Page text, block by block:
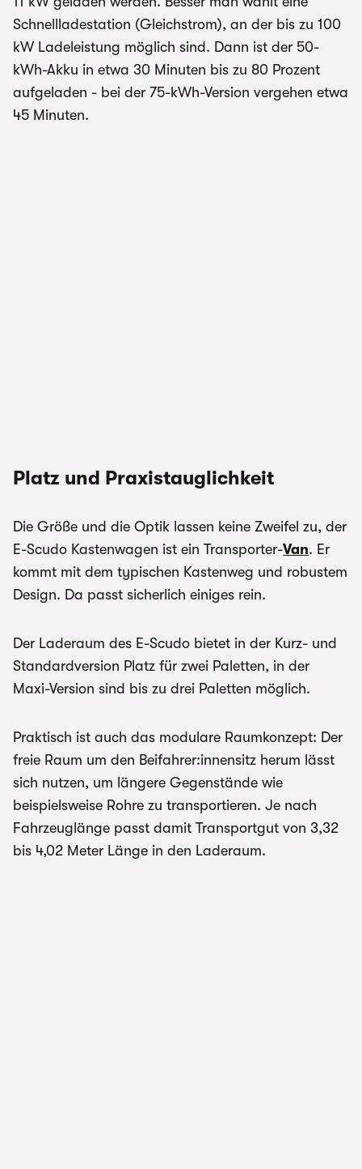
Schnellladestation (Gleichstrom), an der bis zu 100
kW Ladeleistung möglich sind. Dann ist der 50-
kWh-Akku in etwa 30 Minuten bis zu 80 Prozent
aufgeladen - bei der 75-kWh-Version vergehen etwa
45 Minuten.
Platz und Praxistauglichkeit
Die Größe und die Optik lassen keine Zweifel zu, der
E-Scudo Kastenwagen ist ein Transporter-Van. Er
kommt mit dem typischen Kastenweg und robustem
Design. Da passt sicherlich einiges rein.
Der Laderaum des E-Scudo bietet in der Kurz- und
Standardversion Platz für zwei Paletten, in der
Maxi-Version sind bis zu drei Paletten möglich.
Praktisch ist auch das modulare Raumkonzept: Der
freie Raum um den Beifahrer:innensitz herum lässt
sich nutzen, um längere Gegenstände wie
beispielsweise Rohre zu transportieren. Je nach
Fahrzeuglänge passt damit Transportgut von 3,32
bis 4,02 Meter Länge in den Laderaum.